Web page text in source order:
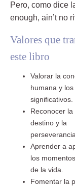
Pero, como dice
enough, ain’t no
Valores que
este libro
Valorar la
humana y
significativos.
Reconocer
destino y la
perseverancia.
Aprender a
los
de la vida.
Fomentar la